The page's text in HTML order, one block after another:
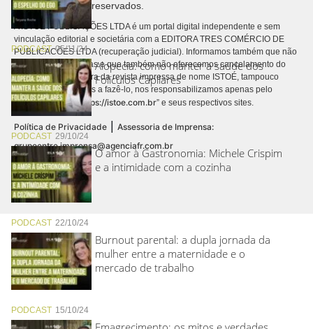
PODCAST05/11/24
Alopecia: como manter a saúde dos
Folículos Capilares
PODCAST 29/10/24
O amor à Gastronomia: Michele Crispim
e a intimidade com a cozinha
PODCAST 22/10/24
Burnout parental: a dupla jornada da
mulher entre a maternidade e o
mercado de trabalho
PODCAST 15/10/24
Todos os direitos reservados.
A ISTOÉ PUBLICAÇÕES LTDA é um portal digital independente e sem
vinculação editorial e societária com a EDITORA TRES COMÉRCIO DE
PUBLICACÕES LTDA (recuperação judicial). Informamos também que não
realizamos cobranças e que também não oferecemos cancelamento do
contrato de assinatura da revista impressa de nome ISTOÉ, tampouco
autorizamos terceiros a fazê-lo, nos responsabilizamos apenas pelo
conteúdo digital “https://istoe.com.br” e seus respectivos sites.
Política de Privacidade | Assessoria de Imprensa:
grupoentre.imprensa@agenciafr.com.br